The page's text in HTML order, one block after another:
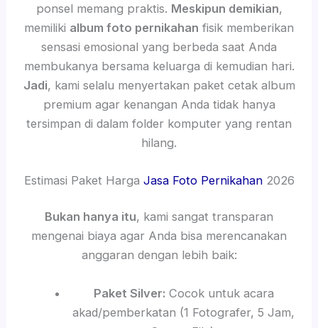
ponsel memang praktis. Meskipun demikian,
memiliki album foto pernikahan fisik memberikan
sensasi emosional yang berbeda saat Anda
membukanya bersama keluarga di kemudian hari.
Jadi, kami selalu menyertakan paket cetak album
premium agar kenangan Anda tidak hanya
tersimpan di dalam folder komputer yang rentan
hilang.
Estimasi Paket Harga Jasa Foto Pernikahan2026
Bukan hanya itu, kami sangat transparan
mengenai biaya agar Anda bisa merencanakan
anggaran dengan lebih baik:
Paket Silver: Cocok untuk acara
akad/pemberkatan (1 Fotografer, 5 Jam,